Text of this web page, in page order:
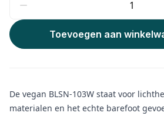
Toevoegen aan
De vegan BLSN-103W staat voor
materialen en het echte barefoot